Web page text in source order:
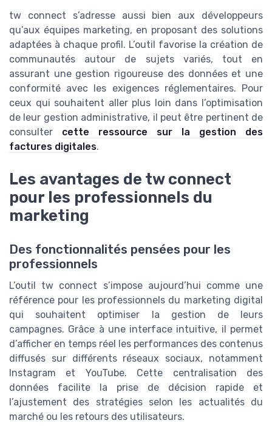
tw connect s’adresse aussi bien aux développeurs
qu’aux équipes marketing, en proposant des solutions
adaptées à chaque profil. L’outil favorise la création de
communautés autour de sujets variés, tout en
assurant une gestion rigoureuse des données et une
conformité avec les exigences réglementaires. Pour
ceux qui souhaitent aller plus loin dans l’optimisation
de leur gestion administrative, il peut être pertinent de
consulter cette ressource sur la gestion des
factures digitales.
Les avantages de tw connect
pour les professionnels du
marketing
Des fonctionnalités pensées pour les
professionnels
L’outil tw connect s’impose aujourd’hui comme une
référence pour les professionnels du marketing digital
qui souhaitent optimiser la gestion de leurs
campagnes. Grâce à une interface intuitive, il permet
d’afficher en temps réel les performances des contenus
diffusés sur différents réseaux sociaux, notamment
Instagram et YouTube. Cette centralisation des
données facilite la prise de décision rapide et
l’ajustement des stratégies selon les actualités du
marché ou les retours des utilisateurs.